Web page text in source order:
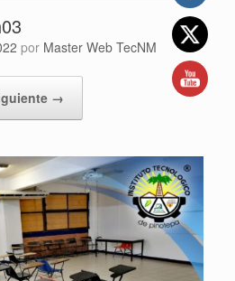
por Master Web TecNM
→